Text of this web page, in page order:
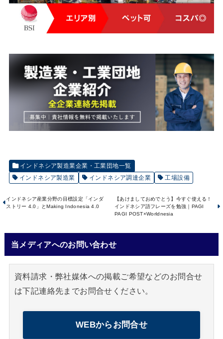
インドネシア製造業企業・工業団地一覧
インドネシア製造業
インドネシア調達企業 工場設備
インドネシア産業分野の目標設定「インダ
ストリー 4.0」とMaking Indonesia 4.0
【あけましておめでとう】今すぐ使える！
インドネシア語フレーズを勉強｜PAGI
PAGI POST×Worldnesia
当メディアへのお問い合わせ
資料請求・弊社媒体への掲載ご希望などのお問合せ
は下記連絡先までお問合せください。
WEBからお問合せ